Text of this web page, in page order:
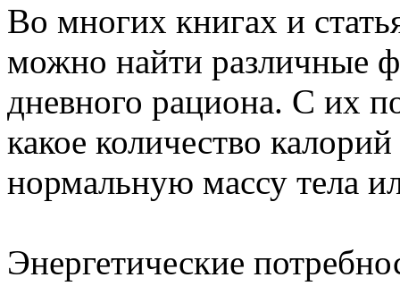
Во многих книгах и
можно найти различные
дневного рациона. С их
какое количество
нормальную массу тела
Энергетические